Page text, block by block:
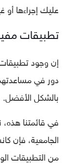
عليك إجراءها أو
تطبيقات
إن وجود
دور في
بالشكل الأفضل.
في قائمتنا
الجامعية، فإن
من التطبيقات